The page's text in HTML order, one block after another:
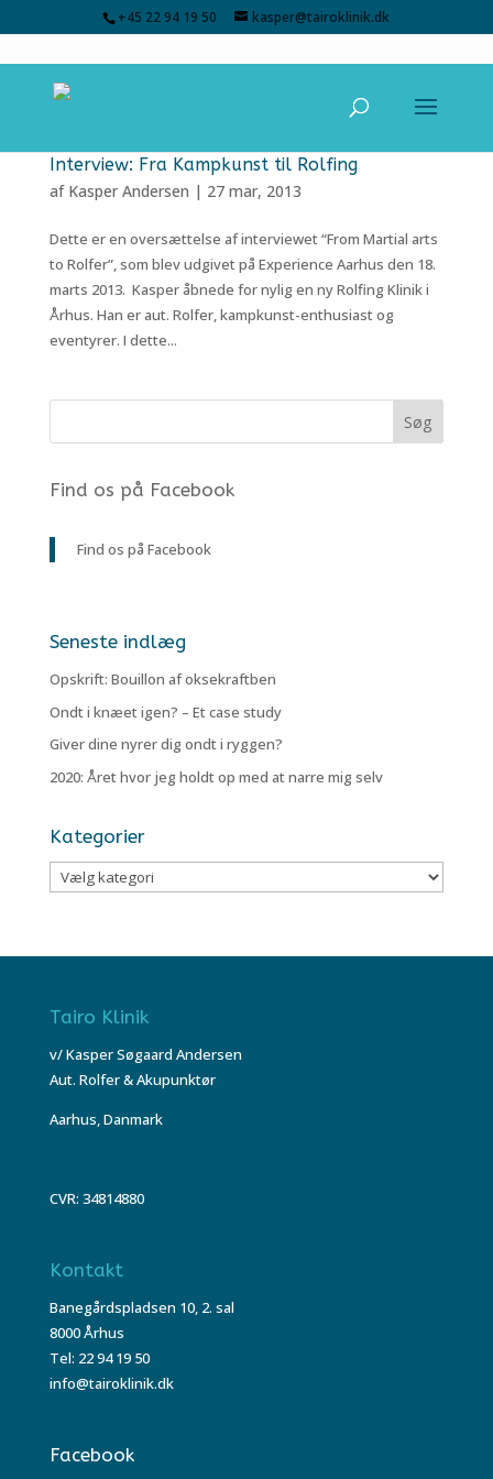
+45 22 94 19 50 kasper@tairoklinik.dk
Interview: Fra Kampkunst til Rolfing
af Kasper Andersen | 27 mar, 2013
Dette er en oversættelse af interviewet “From Martial arts
to Rolfer”, som blev udgivet på Experience Aarhus den 18.
marts 2013. Kasper åbnede for nylig en ny Rolfing Klinik i
Århus. Han er aut. Rolfer, kampkunst-enthusiast og
eventyrer. I dette...
Find os på Facebook
Find os på Facebook
Seneste indlæg
Opskrift: Bouillon af oksekraftben
Ondt i knæet igen? – Et case study
Giver dine nyrer dig ondt i ryggen?
2020: Året hvor jeg holdt op med at narre mig selv
Kategorier
Kategorier
Tairo Klinik
v/ Kasper Søgaard Andersen
Aut. Rolfer & Akupunktør
Aarhus, Danmark
CVR: 34814880
Kontakt
Banegårdspladsen 10, 2. sal
8000 Århus
Tel: 22 94 19 50
info@tairoklinik.dk
Facebook